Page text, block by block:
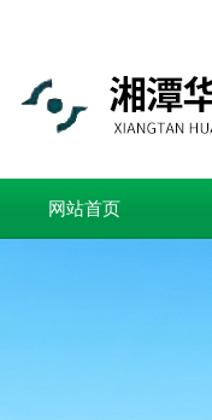
网站首页